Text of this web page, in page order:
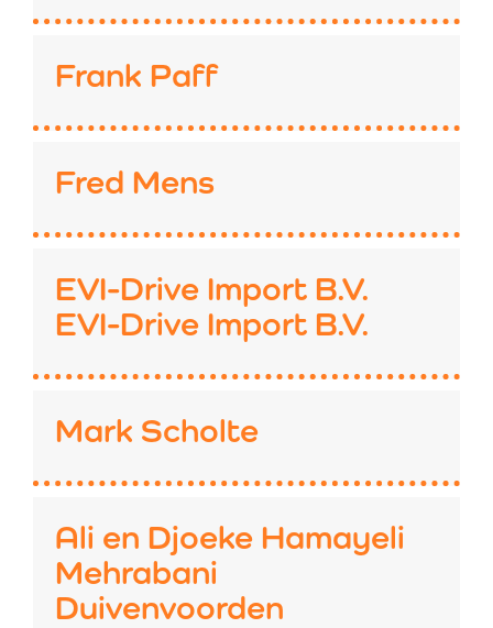
Frank Paff
Fred Mens
EVI-Drive Import B.V.
EVI-Drive Import B.V.
Mark Scholte
Ali en Djoeke Hamayeli
Mehrabani
Duivenvoorden